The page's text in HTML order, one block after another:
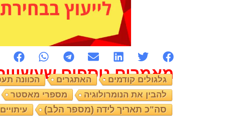
מאמרים נוספים
גלגולים קודמים האתגרים הכוונה
להבין את הנומרולוגיה
מספרי מאסטר
סה"כ תאריך לידה (מספר הלב)
עיתויים